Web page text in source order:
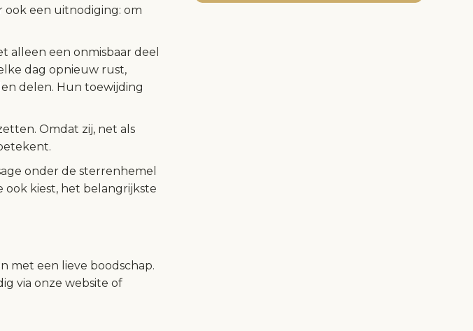
ook een uitnodiging: om
alleen een onmisbaar deel
dag opnieuw rust,
delen. Hun toewijding
Omdat zij, net als
onder de sterrenhemel
kiest, het belangrijkste
met een lieve boodschap.
via onze website of